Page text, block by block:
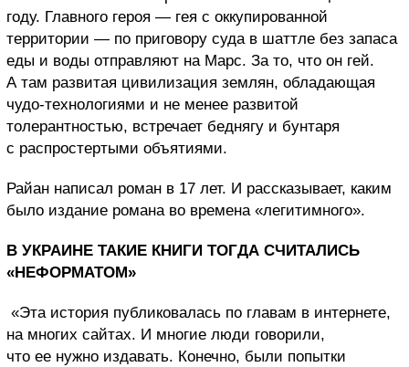
году. Главного героя — гея с оккупированной
территории — по приговору суда в шаттле без запаса
еды и воды отправляют на Марс. За то, что он гей.
А там развитая цивилизация землян, обладающая
чудо-технологиями и не менее развитой
толерантностью, встречает беднягу и бунтаря
с распростертыми объятиями.
Райан написал роман в 17 лет. И рассказывает, каким
было издание романа во времена «легитимного».
В УКРАИНЕ ТАКИЕ КНИГИ ТОГДА СЧИТАЛИСЬ
«НЕФОРМАТОМ»
«Эта история публиковалась по главам в интернете,
на многих сайтах. И многие люди говорили,
что ее нужно издавать. Конечно, были попытки